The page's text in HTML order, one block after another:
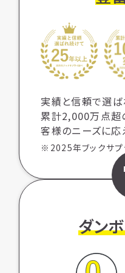
実績と信頼で選
累計2,000万点超
客様のニーズに応
※2025年ブックサプ
ダン